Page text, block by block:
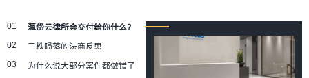
01
瀛岱云律所会交付给你什么？
02
三株陨落的法商反思
03
为什么说大部分案件都做错了